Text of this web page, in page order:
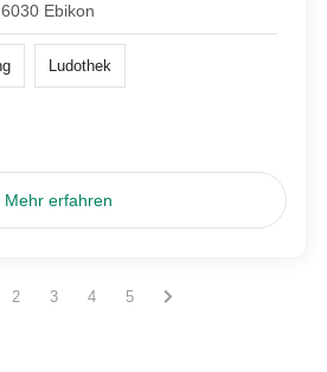
Ebikon
Ludothek
Mehr erfahren
sur la page
Vous êtes sur la page
2 Vous êtes sur la page
3 Vous êtes sur la page
4 Vous êtes sur la page
5